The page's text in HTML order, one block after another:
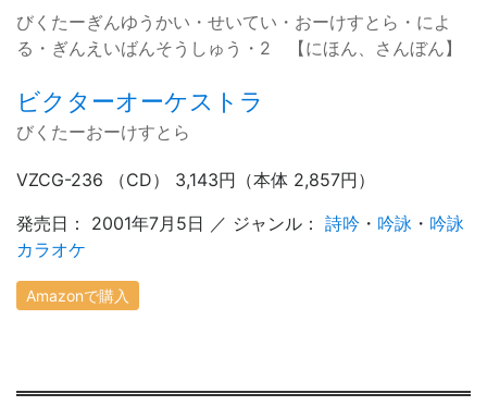
びくたーぎんゆうかい・せいてい・おーけすとら・によ
る・ぎんえいばんそうしゅう・2 【にほん、さんぼん】
ビクターオーケストラ
びくたーおーけすとら
VZCG-236 （CD） 3,143円（本体 2,857円）
発売日： 2001年7月5日 ／ ジャンル： 詩吟 ・ 吟詠 ・ 吟詠
カラオケ
Amazonで購入